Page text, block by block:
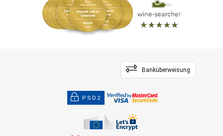
Banküberweisung
PSD2